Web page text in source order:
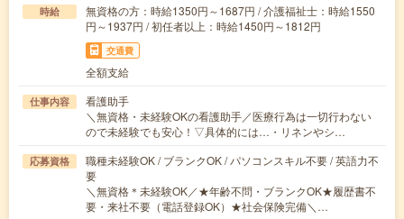
時給
無資格の方：時給1350円～1687円 / 介護福祉士：時給1550
円～1937円 / 初任者以上：時給1450円～1812円
交通費
全額支給
仕事内容
看護助手
＼無資格・未経験OKの看護助手／医療行為は一切行わない
ので未経験でも安心！▽具体的には…・リネンやシ…
応募資格
職種未経験OK / ブランクOK / パソコンスキル不要 / 英語力不
要
＼無資格＊未経験OK／★年齢不問・ブランクOK★履歴書不
要・来社不要（電話登録OK）★社会保険完備＼…